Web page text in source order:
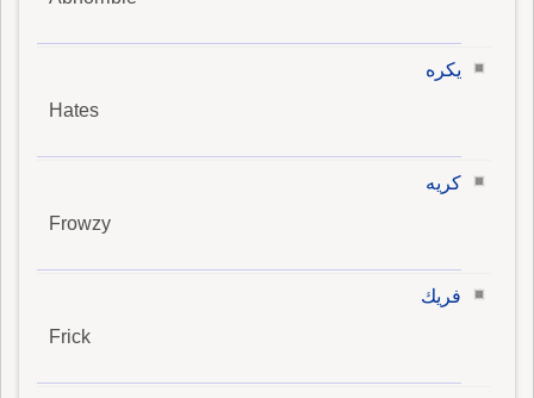
يكره
Hates
كريه
Frowzy
فريك
Frick